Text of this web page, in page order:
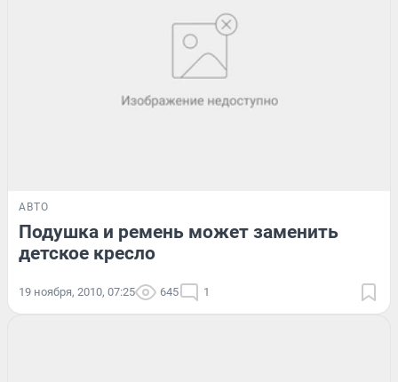
АВТО
Подушка и ремень может заменить
детское кресло
19 ноября, 2010, 07:25 645 1